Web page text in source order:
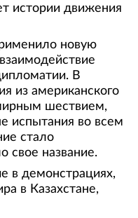
истории движения
новую
В
из американского
шествием,
испытания во всем
стало
свое название.
в демонстрациях,
в Казахстане,